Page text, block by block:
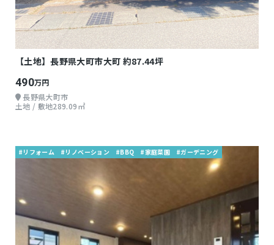
【土地】長野県大町市大町 約87.44坪
490万円
長野県大町市
土地 / 敷地289.09㎡
#リフォーム #リノベーション #BBQ #家庭菜園 #ガーデニング